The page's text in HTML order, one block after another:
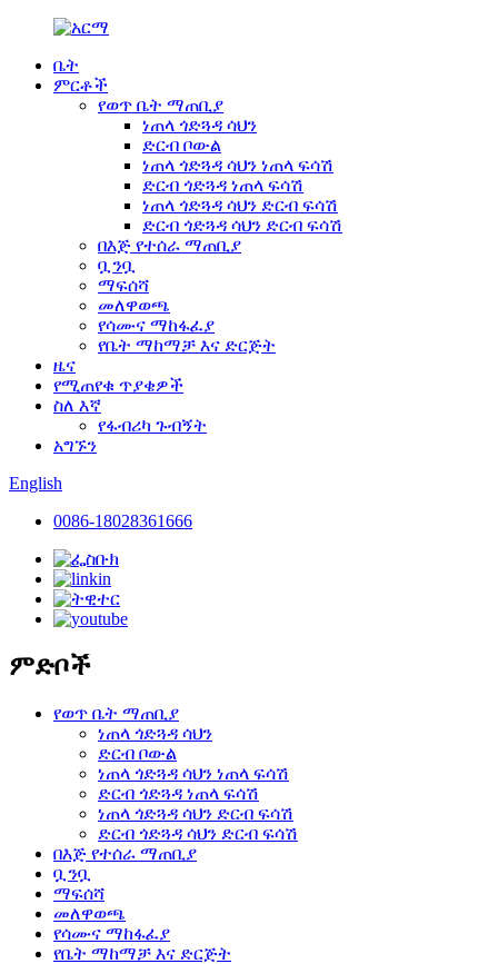
ቤት
ምርቶች
የወጥ ቤት ማጠቢያ
ነጠላ ጎድጓዳ ሳህን
ድርብ ቦውል
ነጠላ ጎድጓዳ ሳህን ነጠላ ፍሳሽ
ድርብ ጎድጓዳ ነጠላ ፍሳሽ
ነጠላ ጎድጓዳ ሳህን ድርብ ፍሳሽ
ድርብ ጎድጓዳ ሳህን ድርብ ፍሳሽ
በእጅ የተሰራ ማጠቢያ
ቧንቧ
ማፍሰሻ
መለዋወጫ
የሳሙና ማከፋፈያ
የቤት ማከማቻ እና ድርጅት
ዜና
የሚጠየቁ ጥያቄዎች
ስለ እኛ
የፋብሪካ ጉብኝት
አግኙን
English
0086-18028361666
ምድቦች
የወጥ ቤት ማጠቢያ
ነጠላ ጎድጓዳ ሳህን
ድርብ ቦውል
ነጠላ ጎድጓዳ ሳህን ነጠላ ፍሳሽ
ድርብ ጎድጓዳ ነጠላ ፍሳሽ
ነጠላ ጎድጓዳ ሳህን ድርብ ፍሳሽ
ድርብ ጎድጓዳ ሳህን ድርብ ፍሳሽ
በእጅ የተሰራ ማጠቢያ
ቧንቧ
ማፍሰሻ
መለዋወጫ
የሳሙና ማከፋፈያ
የቤት ማከማቻ እና ድርጅት